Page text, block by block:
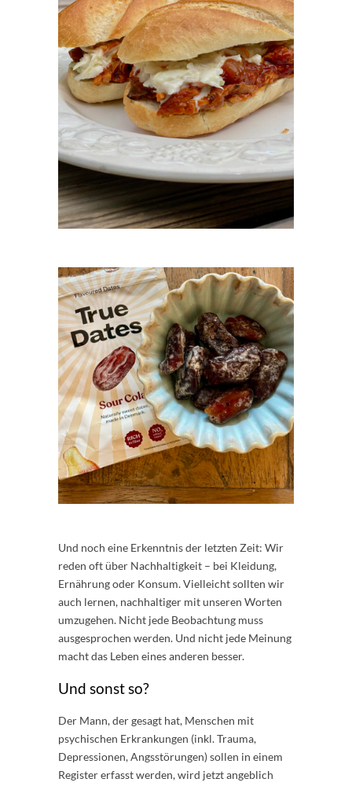
Und noch eine Erkenntnis der letzten Zeit: Wir
reden oft über Nachhaltigkeit – bei Kleidung,
Ernährung oder Konsum. Vielleicht sollten wir
auch lernen, nachhaltiger mit unseren Worten
umzugehen. Nicht jede Beobachtung muss
ausgesprochen werden. Und nicht jede Meinung
macht das Leben eines anderen besser.
Und sonst so?
Der Mann, der gesagt hat, Menschen mit
psychischen Erkrankungen (inkl. Trauma,
Depressionen, Angsstörungen) sollen in einem
Register erfasst werden, wird jetzt angeblich